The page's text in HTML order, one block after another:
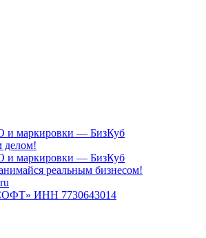
и маркировки — БизКуб
делом!
и маркировки — БизКуб
реальным бизнесом!
ИНН 7730643014